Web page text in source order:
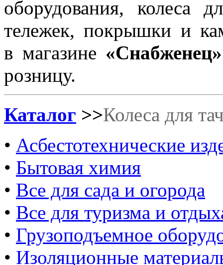
оборудования, колеса
тележек, покрышки и
в магазине «Снабженец»
розницу.
Каталог >>Колеса для
• Асбестотехнические
• Бытовая химия
• Все для сада и огорода
• Все для туризма и
• Грузоподъемное
• Изоляционные